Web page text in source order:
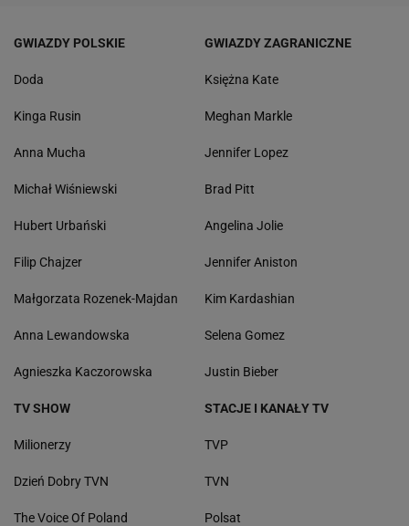
GWIAZDY POLSKIE
Doda
Kinga Rusin
Anna Mucha
Michał Wiśniewski
Hubert Urbański
Filip Chajzer
Małgorzata Rozenek-Majdan
Anna Lewandowska
Agnieszka Kaczorowska
GWIAZDY ZAGRANICZNE
Księżna Kate
Meghan Markle
Jennifer Lopez
Brad Pitt
Angelina Jolie
Jennifer Aniston
Kim Kardashian
Selena Gomez
Justin Bieber
TV SHOW
Milionerzy
Dzień Dobry TVN
The Voice Of Poland
STACJE I KANAŁY TV
TVP
TVN
Polsat